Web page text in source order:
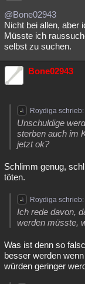
@Bone02943
Nicht bei allen, aber
Müsste ich
selbst zu suchen.
Bone02943
Roydiga schrieb:
Unschuldige
sterben auch im
jetzt ok?
Schlimm genug,
töten.
Roydiga schrieb:
Ich rede davon,
werden müsste,
Was ist denn so
besser werden
würden geringer